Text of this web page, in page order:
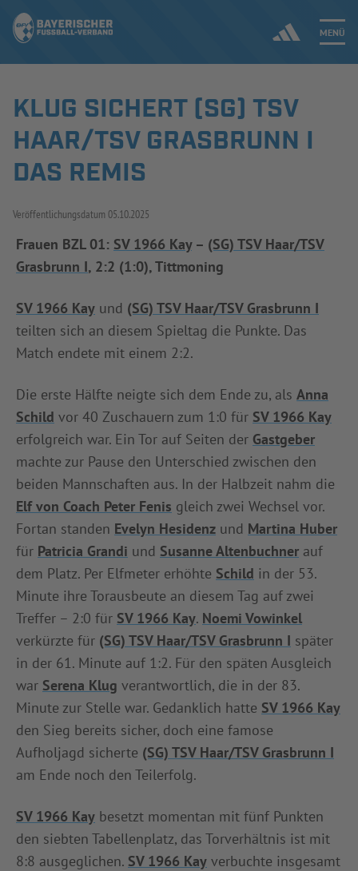
MENÜ
Jetzt einloggen
ERGEBNISSE & WETTBEWERBE
SPIELBETRIEB & VERBANDSLEBEN
AUSBILDUNG & FÖRDERUNG
DER VERBAND
KLUG SICHERT (SG) TSV
HAAR/TSV GRASBRUNN I
DAS REMIS
Veröffentlichungsdatum 05.10.2025
Frauen BZL 01: SV 1966 Kay– (SG) TSV Haar/TSV
Grasbrunn I, 2:2 (1:0), Tittmoning
SV 1966 Kay und (SG) TSV Haar/TSV Grasbrunn I
teilten sich an diesem Spieltag die Punkte. Das
Match endete mit einem 2:2.
Die erste Hälfte neigte sich dem Ende zu, als Anna
Schild vor 40 Zuschauern zum 1:0 für SV 1966 Kay
erfolgreich war. Ein Tor auf Seiten der Gastgeber
machte zur Pause den Unterschied zwischen den
beiden Mannschaften aus. In der Halbzeit nahm die
Elf von Coach Peter Fenis gleich zwei Wechsel vor.
Fortan standen Evelyn Hesidenz und Martina Huber
für Patricia Grandi und Susanne Altenbuchner auf
dem Platz. Per Elfmeter erhöhte Schild in der 53.
Minute ihre Torausbeute an diesem Tag auf zwei
Treffer – 2:0 für SV 1966 Kay. Noemi Vowinkel
verkürzte für (SG) TSV Haar/TSV Grasbrunn I später
in der 61. Minute auf 1:2. Für den späten Ausgleich
war Serena Klug verantwortlich, die in der 83.
Minute zur Stelle war. Gedanklich hatte SV 1966 Kay
den Sieg bereits sicher, doch eine famose
Aufholjagd sicherte (SG) TSV Haar/TSV Grasbrunn I
am Ende noch den Teilerfolg.
SV 1966 Kay besetzt momentan mit fünf Punkten
den siebten Tabellenplatz, das Torverhältnis ist mit
8:8 ausgeglichen. SV 1966 Kay verbuchte insgesamt